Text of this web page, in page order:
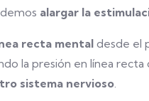
alargar la
recta mentaldesde el
la presión en línea
sistema nervioso